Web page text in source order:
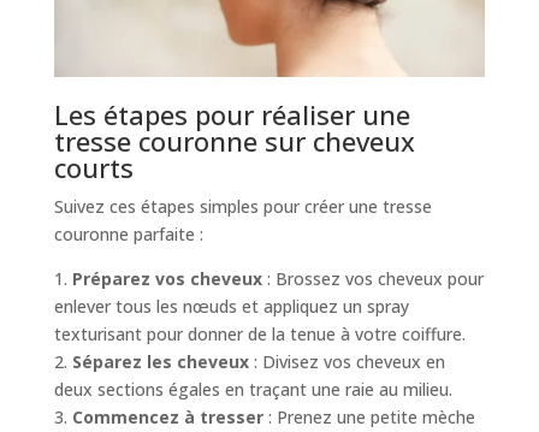
Les étapes pour réaliser une
tresse couronne sur cheveux
courts
Suivez ces étapes simples pour créer une tresse
couronne parfaite :
1. Préparez vos cheveux: Brossez vos cheveux pour
enlever tous les nœuds et appliquez un spray
texturisant pour donner de la tenue à votre coiffure.
2. Séparez les cheveux: Divisez vos cheveux en
deux sections égales en traçant une raie au milieu.
3. Commencez à tresser: Prenez une petite mèche